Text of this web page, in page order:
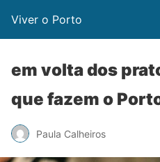
Viver o Porto
em volta dos
que fazem o
Paula Calheiros